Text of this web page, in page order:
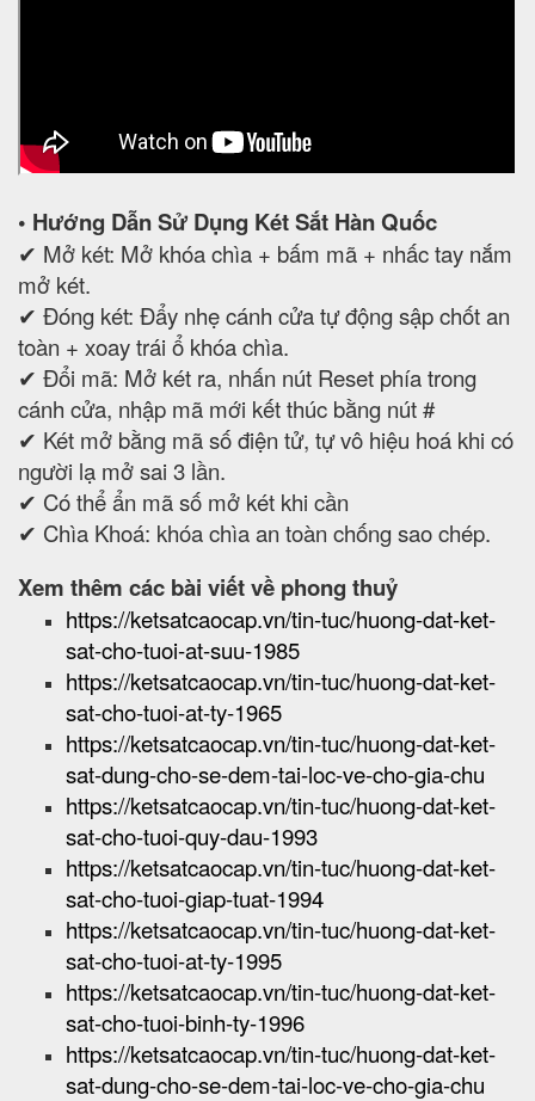
• Hướng Dẫn Sử Dụng Két Sắt Hàn Quốc
✔ Mở két: Mở khóa chìa + bấm mã + nhấc tay nắm
mở két.
✔ Đóng két: Đẩy nhẹ cánh cửa tự động sập chốt an
toàn + xoay trái ổ khóa chìa.
✔ Đổi mã: Mở két ra, nhấn nút Reset phía trong
cánh cửa, nhập mã mới kết thúc bằng nút #
✔ Két mở bằng mã số điện tử, tự vô hiệu hoá khi có
người lạ mở sai 3 lần.
✔ Có thể ẩn mã số mở két khi cần
✔ Chìa Khoá: khóa chìa an toàn chống sao chép.
Xem thêm các bài viết về phong thuỷ
https://ketsatcaocap.vn/tin-tuc/huong-dat-ket-
sat-cho-tuoi-at-suu-1985
https://ketsatcaocap.vn/tin-tuc/huong-dat-ket-
sat-cho-tuoi-at-ty-1965
https://ketsatcaocap.vn/tin-tuc/huong-dat-ket-
sat-dung-cho-se-dem-tai-loc-ve-cho-gia-chu
https://ketsatcaocap.vn/tin-tuc/huong-dat-ket-
sat-cho-tuoi-quy-dau-1993
https://ketsatcaocap.vn/tin-tuc/huong-dat-ket-
sat-cho-tuoi-giap-tuat-1994
https://ketsatcaocap.vn/tin-tuc/huong-dat-ket-
sat-cho-tuoi-at-ty-1995
https://ketsatcaocap.vn/tin-tuc/huong-dat-ket-
sat-cho-tuoi-binh-ty-1996
https://ketsatcaocap.vn/tin-tuc/huong-dat-ket-
sat-dung-cho-se-dem-tai-loc-ve-cho-gia-chu